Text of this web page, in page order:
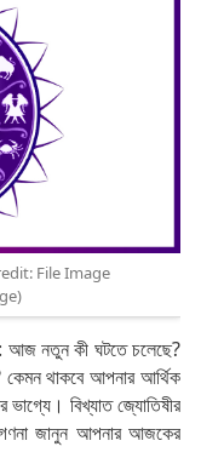
File Image
নতুন কী ঘটতে চলেছে?
থাকবে আপনার আর্থিক
বিখ্যাত জ্যোতিষীর
গণনা জানুন আপনার আজকের